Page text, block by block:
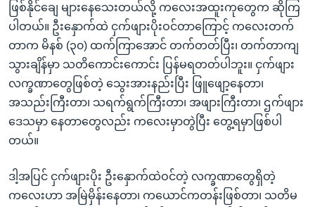
ရန်
နေရာ
သို့
ကျော်
ရန်
ဖြစ်နိုင်ချေ များနေသေးတယ်လို့ ကလေးအထူးကုတွေက ဆိုကြ
ပါတယ်။ ဦးနှောက်ထဲ ငှက်ဖျားပိုးဝင်တာကြောင့် ကလေးတက်
တာက မိနစ် (၃၀) ထက်ကြာအောင် တက်တတ်ပြီး၊ တက်တာကျ
သွားချိန်မှာ သတိကောင်းကောင်း ပြန်မရတတ်ပါဘူး။ ငှက်ဖျား
လက္ခဏာတွေဖြစ်တဲ့ သွေးအားနည်းပြီး ဖြူဖျော့နေတာ၊
အသည်းကြီးတာ၊ သရက်ရွက်ကြီးတာ၊ အဖျားကြီးတာ၊ ဌက်ဖျား
ဒေသမှာ နေတာတွေလည်း ကလေးမှာတွဲပြီး တွေ့ရမှာဖြစ်ပါ
တယ်။
ဒါ့အပြင် ငှက်ဖျားပိုး ဦးနှောက်ထဲဝင်တဲ့ လက္ခဏာတွေရှိတဲ့
ကလေးဟာ အမြဲမှိန်းနေတာ၊ ကယောင်ကတန်းဖြစ်တာ၊ သတိမ